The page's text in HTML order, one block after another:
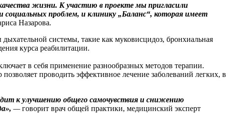
жизни. К участию в проекте мы пригласили
проблем, и клинику „Баланс“, которая имеет
Назарова.
системы, такие как муковисцидоз, бронхиальная
курса реабилитации.
в себя применение разнообразных методов терапии.
проводить эффективное лечение заболеваний легких, в
к улучшению общего самочувствия и снижению
—говорит врач общей практики, медицинский эксперт